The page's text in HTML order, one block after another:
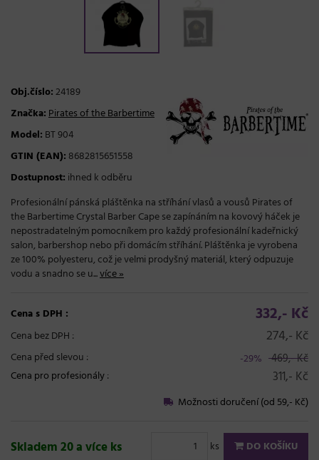
Obj.číslo:24189
Značka:Pirates of the Barbertime
Model: BT 904
GTIN (EAN): 8682815651558
Dostupnost: ihned k odběru
Profesionální pánská pláštěnka na stříhání vlasů a vousů Pirates of
the Barbertime Crystal Barber Cape se zapínáním na kovový háček je
nepostradatelným pomocníkem pro každý profesionální kadeřnický
salon, barbershop nebo při domácím stříhání. Pláštěnka je vyrobena
ze 100% polyesteru, což je velmi prodyšný materiál, který odpuzuje
vodu a snadno se u...více »
Cena s DPH : 332,- Kč
Cena bez DPH : 274,- Kč
Cena před slevou : -29% 469,- Kč
Cena pro profesionály: 311,- Kč
Možnosti doručení (od 59,- Kč)
Skladem 20 a více ks ks DO KOŠÍKU